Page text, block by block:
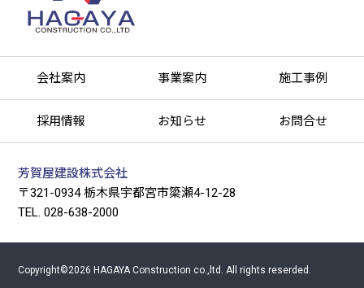
会社案内 事業案内 施工事例
採用情報 お知らせ お問合せ
芳賀屋建設株式会社
〒321-0934栃木県宇都宮市簗瀬4-12-28
TEL. 028-638-2000
Copyright©2026 HAGAYA Construction co.,ltd. All rights reserded.